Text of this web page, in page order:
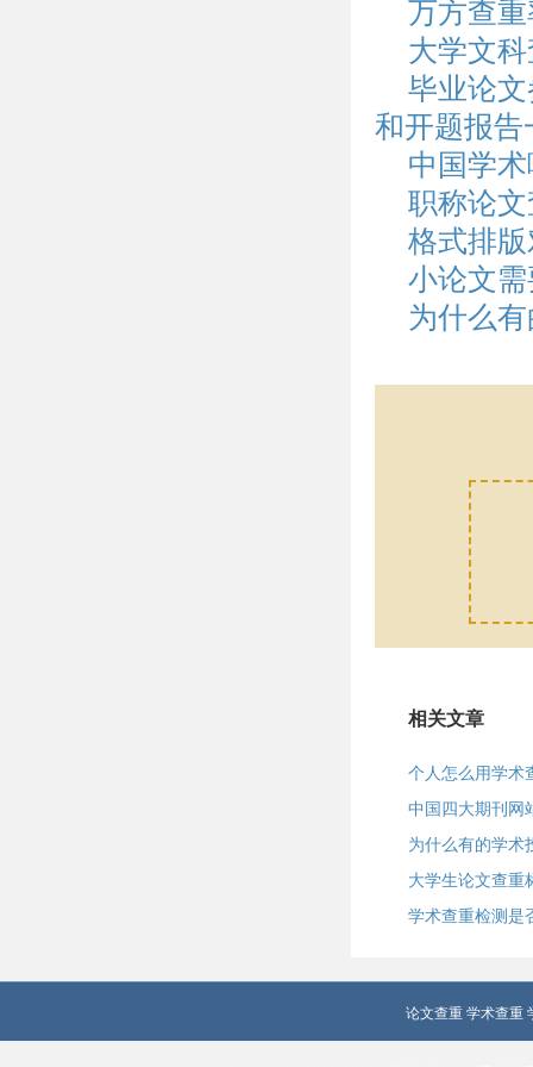
万方查
大学文
毕业论
和开题报告
中国学
职称论
格式排
小论文
为什么
相关文章
个人怎么用学术
中国四大期刊网
为什么有的学术
大学生论文查重
学术查重检测是
论文查重 学术查重